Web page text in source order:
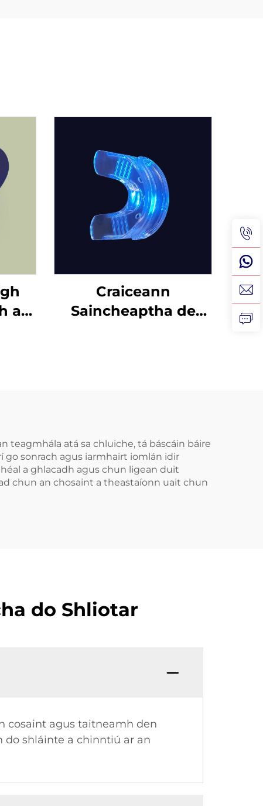
ar
Craiceann
Saincheaptha de
teagmhála atá sa chluiche, tá báscáin báire
go sonrach agus iarmhairt iomlán idir
a ghlacadh agus chun ligean duit
chun an chosaint a theastaíonn uait chun
do Shliotar
cosaint agus taitneamh den
do shláinte a chinntiú ar an